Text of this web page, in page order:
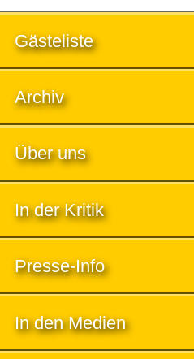
Gästeliste
Archiv
Über uns
In der Kritik
Presse-Info
In den Medien